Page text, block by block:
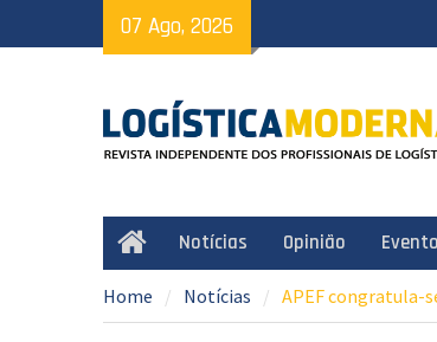
to
07 Ago, 2026
HomeNotícias Opinião
Home Notícias APEF congratula-